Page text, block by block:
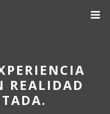
REALIDAD